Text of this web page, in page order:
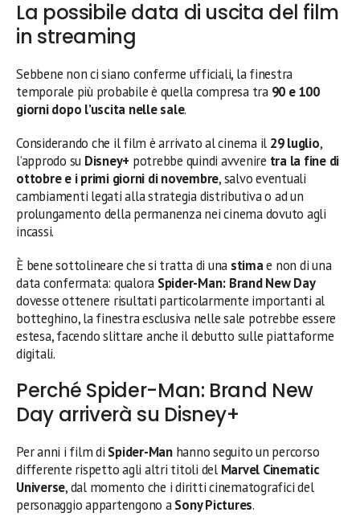
La possibile data di uscita del film
in streaming
Sebbene non ci siano conferme ufficiali, la finestra
temporale più probabile è quella compresa tra 90 e 100
giorni dopo l’uscita nelle sale.
Considerando che il film è arrivato al cinema il 29 luglio,
l’approdo su Disney+ potrebbe quindi avvenire tra la fine di
ottobre e i primi giorni di novembre, salvo eventuali
cambiamenti legati alla strategia distributiva o ad un
prolungamento della permanenza nei cinema dovuto agli
incassi.
È bene sottolineare che si tratta di una stimae non di una
data confermata: qualora Spider-Man: Brand New Day
dovesse ottenere risultati particolarmente importanti al
botteghino, la finestra esclusiva nelle sale potrebbe essere
estesa, facendo slittare anche il debutto sulle piattaforme
digitali.
Perché Spider-Man: Brand New
Day arriverà su Disney+
Per anni i film di Spider-Manhanno seguito un percorso
differente rispetto agli altri titoli del Marvel Cinematic
Universe, dal momento che i diritti cinematografici del
personaggio appartengono aSony Pictures.